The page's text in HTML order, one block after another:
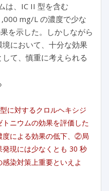
は、IC II 型を含む
mg/L の濃度で少な
を示した。しかしながら
において、十分な効果
て、慎重に考えられる
に対するクロルヘキシジ
ニウムの効果を評価した
による効果の低下、②局
現には少なくとも 30 秒
染対策上重要といえよ